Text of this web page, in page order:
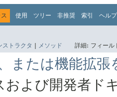
使用 ツリー 非推奨 索引 ヘルプ
ストラクタ メソッド 詳細: フィー
または機能拡張
および開発者ド